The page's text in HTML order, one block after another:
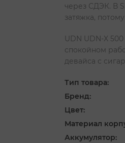
через СДЭК. В
затяжка,
UDN UDN-X
спокойном
девайса с
Тип товара:
Бренд:
Цвет:
Материал
Аккумулятор: